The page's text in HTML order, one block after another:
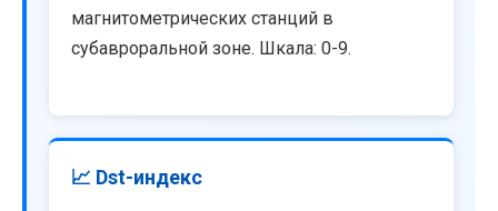
магнитометрических станций в
субавроральной зоне. Шкала: 0-9.
📈 Dst-индекс